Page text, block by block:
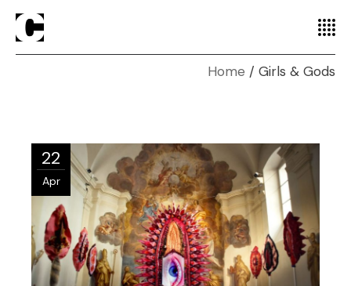
Home Girls & Gods
22
Apr